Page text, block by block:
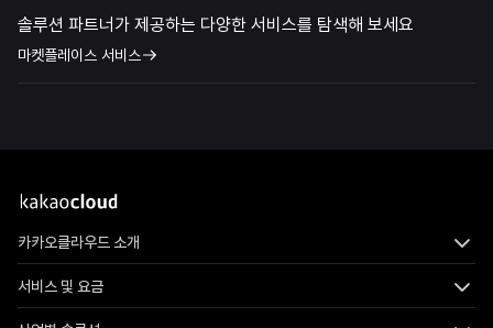
솔루션 파트너가 제공하는 다양한 서비스를 탐색해 보세요
마켓플레이스 서비스
카카오클라우드 소개
서비스 및 요금